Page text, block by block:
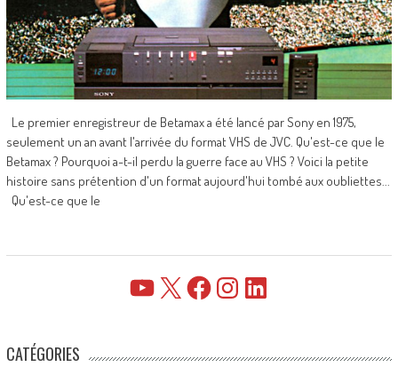
Le premier enregistreur de Betamax a été lancé par Sony en 1975,
seulement un an avant l'arrivée du format VHS de JVC. Qu'est-ce que le
Betamax ? Pourquoi a-t-il perdu la guerre face au VHS ? Voici la petite
histoire sans prétention d'un format aujourd'hui tombé aux oubliettes...
Qu'est-ce que le
YouTube FacebookInstagramLinkedIn
CATÉGORIES